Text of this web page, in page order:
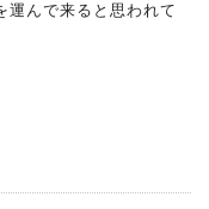
運んで来ると思われて